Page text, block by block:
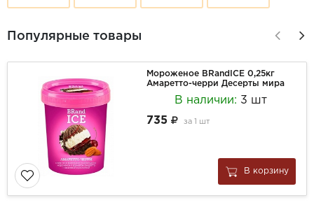
Популярные товары
Мороженое BRandICE 0,25кг
Амаретто-черри Десерты мира
В наличии: 3 шт
735
за 1 шт
В корзину